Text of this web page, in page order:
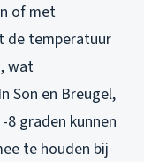
of met
de temperatuur
wat
Son en Breugel,
graden kunnen
te houden bij